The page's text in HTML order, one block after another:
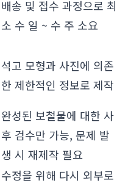
배송 및 접수 과정으로 최
소 수 일 ~ 수 주 소요
석고 모형과 사진에 의존
한 제한적인 정보로 제작
완성된 보철물에 대한 사
후 검수만 가능, 문제 발
생 시 재제작 필요
수정을 위해 다시 외부로